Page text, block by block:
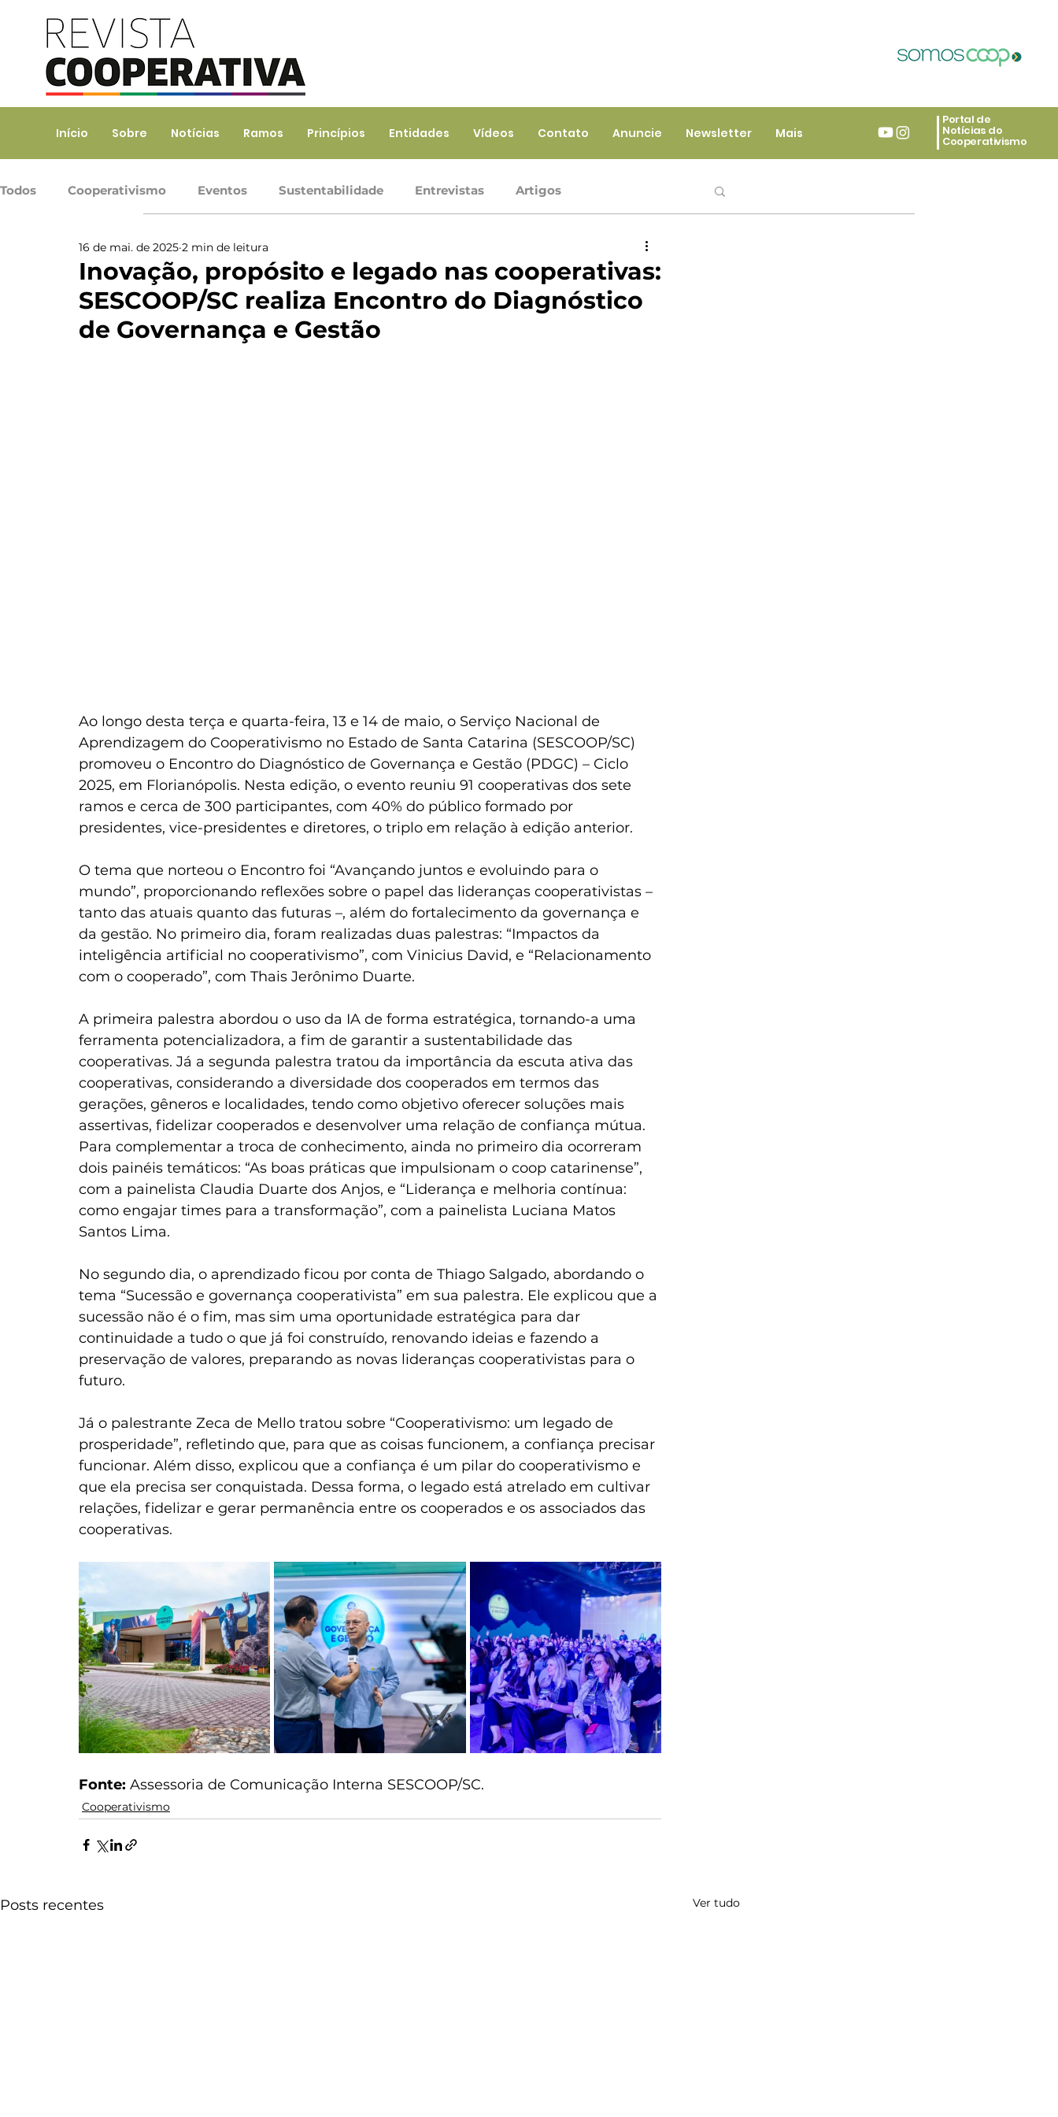
Início Sobre Notícias Ramos Princípios Entidades Vídeos Contato Anuncie Newsletter Mais
Portal de
Notícias do
Cooperativismo
Todos Cooperativismo Eventos Sustentabilidade Entrevistas Artigos
Ramo Agropecuário Ramo Consumo Ramo Saúde
Ramo Transporte Trabalho, Prod. de Bens e Serviços
Inovação, propósito e legado nas cooperativas:
SESCOOP/SC realiza Encontro do Diagnóstico
de Governança e Gestão
16 de mai. de 2025 2 min de leitura
Ao longo desta terça e quarta-feira, 13 e 14 de maio, o Serviço Nacional de
Aprendizagem do Cooperativismo no Estado de Santa Catarina (SESCOOP/SC)
promoveu o Encontro do Diagnóstico de Governança e Gestão (PDGC) – Ciclo
2025, em Florianópolis. Nesta edição, o evento reuniu 91 cooperativas dos sete
ramos e cerca de 300 participantes, com 40% do público formado por
presidentes, vice-presidentes e diretores, o triplo em relação à edição anterior.
O tema que norteou o Encontro foi “Avançando juntos e evoluindo para o
mundo”, proporcionando reflexões sobre o papel das lideranças cooperativistas –
tanto das atuais quanto das futuras –, além do fortalecimento da governança e
da gestão. No primeiro dia, foram realizadas duas palestras: “Impactos da
inteligência artificial no cooperativismo”, com Vinicius David, e “Relacionamento
com o cooperado”, com Thais Jerônimo Duarte.
A primeira palestra abordou o uso da IA de forma estratégica, tornando-a uma
ferramenta potencializadora, a fim de garantir a sustentabilidade das
cooperativas. Já a segunda palestra tratou da importância da escuta ativa das
cooperativas, considerando a diversidade dos cooperados em termos das
gerações, gêneros e localidades, tendo como objetivo oferecer soluções mais
assertivas, fidelizar cooperados e desenvolver uma relação de confiança mútua.
Para complementar a troca de conhecimento, ainda no primeiro dia ocorreram
dois painéis temáticos: “As boas práticas que impulsionam o coop catarinense”,
com a painelista Claudia Duarte dos Anjos, e “Liderança e melhoria contínua:
como engajar times para a transformação”, com a painelista Luciana Matos
Santos Lima.
No segundo dia, o aprendizado ficou por conta de Thiago Salgado, abordando o
tema “Sucessão e governança cooperativista” em sua palestra. Ele explicou que a
sucessão não é o fim, mas sim uma oportunidade estratégica para dar
continuidade a tudo o que já foi construído, renovando ideias e fazendo a
preservação de valores, preparando as novas lideranças cooperativistas para o
futuro.
Já o palestrante Zeca de Mello tratou sobre “Cooperativismo: um legado de
prosperidade”, refletindo que, para que as coisas funcionem, a confiança precisar
funcionar. Além disso, explicou que a confiança é um pilar do cooperativismo e
que ela precisa ser conquistada. Dessa forma, o legado está atrelado em cultivar
relações, fidelizar e gerar permanência entre os cooperados e os associados das
cooperativas.
Fonte: Assessoria de Comunicação Interna SESCOOP/SC.
Cooperativismo
Posts recentes Ver tudo